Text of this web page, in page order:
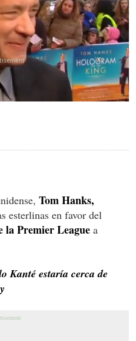
X
Tom Hanks,
esterlinas en favor del
la Premier League a
Kanté estaría cerca de